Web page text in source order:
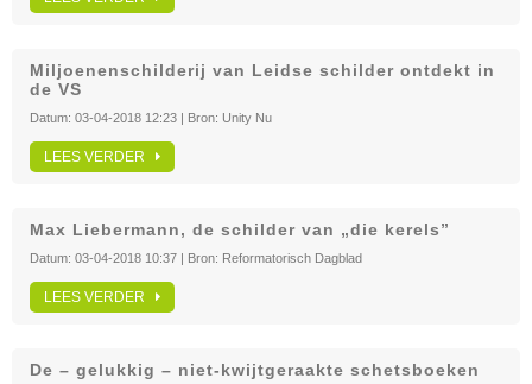
Miljoenenschilderij van Leidse schilder ontdekt in
de VS
Datum: 03-04-2018 12:23 | Bron: Unity Nu
LEES VERDER
Max Liebermann, de schilder van „die kerels”
Datum: 03-04-2018 10:37 | Bron: Reformatorisch Dagblad
LEES VERDER
De – gelukkig – niet-kwijtgeraakte schetsboeken